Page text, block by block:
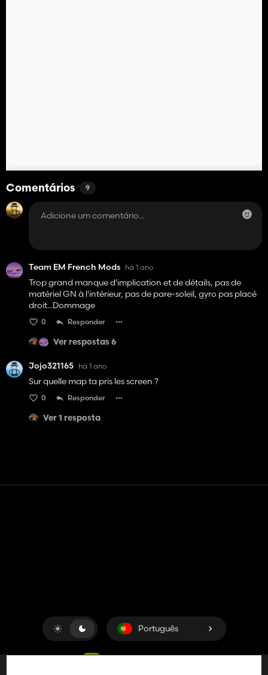
Comentários 9
Team EM French Mods há 1 ano
Trop grand manque d'implication et de détails, pas de
matériel GN à l'intérieur, pas de pare-soleil, gyro pas placé
droit...Dommage
0 Responder
Ver respostas 6
Jojo321165 há 1 ano
Sur quelle map ta pris les screen ?
0 Responder
Ver 1 resposta
Português